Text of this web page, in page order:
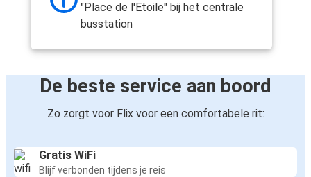
"Place de l'Etoile" bij het centrale
busstation
De beste service aan boord
Zo zorgt voor Flix voor een comfortabele rit:
Gratis WiFi
Blijf verbonden tijdens je reis